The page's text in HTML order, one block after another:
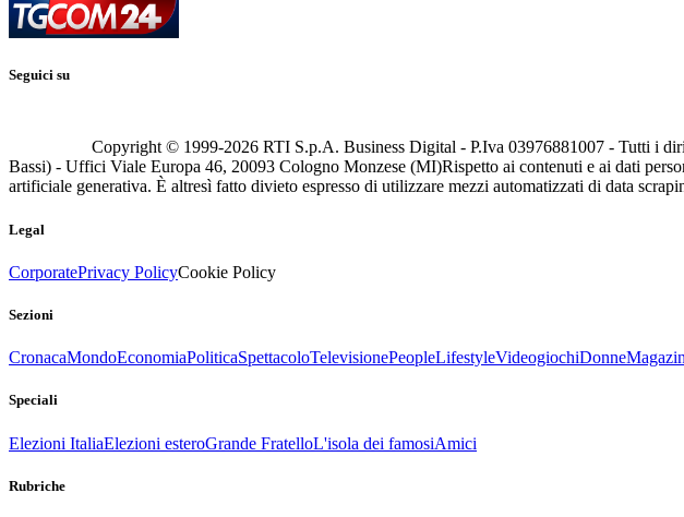
Seguici su
Copyright © 1999-2026 RTI S.p.A. Business Digital - P.Iva 03976881007 - Tutti i
Bassi) - Uffici Viale Europa 46, 20093 Cologno Monzese (MI)Rispetto ai contenuti e ai dati
artificiale generativa. È altresì fatto divieto espresso di utilizzare mezzi automatizzati di data
Legal
CorporatePrivacy PolicyCookie Policy
Sezioni
CronacaMondoEconomiaPoliticaSpettacoloTelevisionePeopleLifestyleVideogiochiDonne
Speciali
Elezioni ItaliaElezioni esteroGrande FratelloL'isola dei famosiAmici
Rubriche